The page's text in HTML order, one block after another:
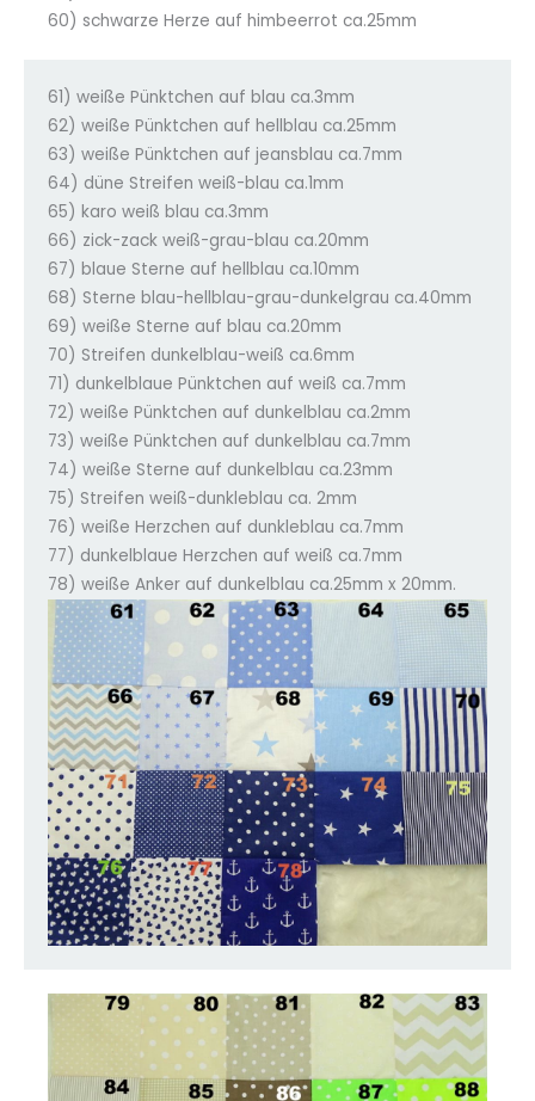
60) schwarze Herze auf himbeerrot ca.25mm
61) weiße Pünktchen auf blau ca.3mm
62) weiße Pünktchen auf hellblau ca.25mm
63) weiße Pünktchen auf jeansblau ca.7mm
64) düne Streifen weiß-blau ca.1mm
65) karo weiß blau ca.3mm
66) zick-zack weiß-grau-blau ca.20mm
67) blaue Sterne auf hellblau ca.10mm
68) Sterne blau-hellblau-grau-dunkelgrau ca.40mm
69) weiße Sterne auf blau ca.20mm
70) Streifen dunkelblau-weiß ca.6mm
71) dunkelblaue Pünktchen auf weiß ca.7mm
72) weiße Pünktchen auf dunkelblau ca.2mm
73) weiße Pünktchen auf dunkelblau ca.7mm
74) weiße Sterne auf dunkelblau ca.23mm
75) Streifen weiß-dunkleblau ca. 2mm
76) weiße Herzchen auf dunkleblau ca.7mm
77) dunkelblaue Herzchen auf weiß ca.7mm
78) weiße Anker auf dunkelblau ca.25mm x 20mm.